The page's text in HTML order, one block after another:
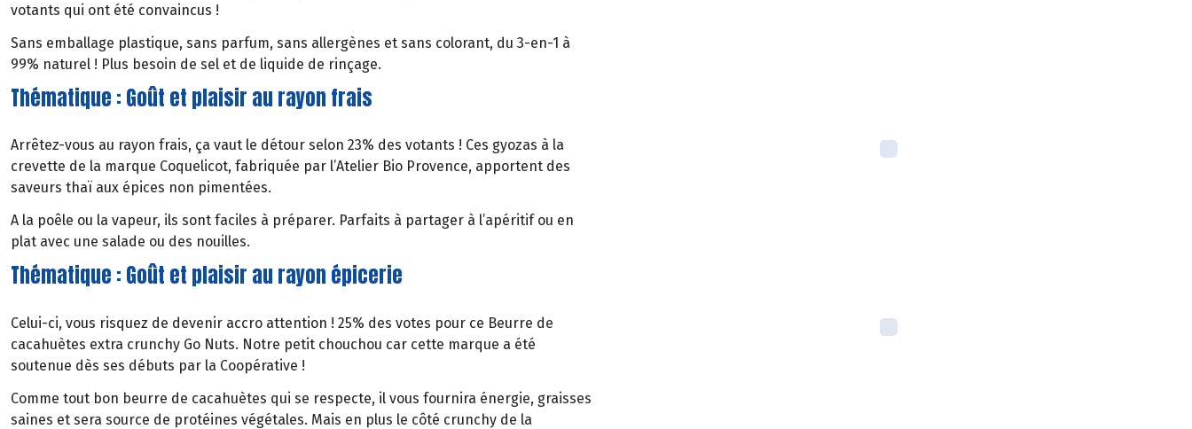
votants qui ont été convaincus !
​Sans emballage plastique, sans parfum, sans allergènes et sans colorant, du 3-en-1 à
99% naturel ! Plus besoin de sel et de liquide de rinçage.
Thématique : Goût et plaisir au rayon frais
Arrêtez-vous au rayon frais, ça vaut le détour selon 23% des votants ! Ces gyozas à la
crevette de la marque Coquelicot, fabriquée par l’Atelier Bio Provence, apportent des
saveurs thaï aux épices non pimentées.
A la poêle ou la vapeur, ils sont faciles à préparer. Parfaits à partager à l’apéritif ou en
plat avec une salade ou des nouilles.
Thématique : Goût et plaisir au rayon épicerie
Celui-ci, vous risquez de devenir accro attention ! 25% des votes pour ce Beurre de
cacahuètes extra crunchy Go Nuts. Notre petit chouchou car cette marque a été
soutenue dès ses débuts par la Coopérative !
Comme tout bon beurre de cacahuètes qui se respecte, il vous fournira énergie, graisses
saines et sera source de protéines végétales. Mais en plus le côté crunchy de la